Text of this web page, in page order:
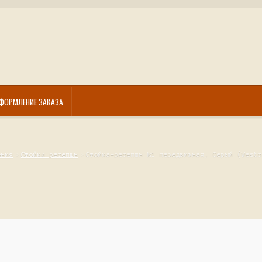
ЗАКАЗА
Стойки ресепшн Стойка-ресепшн №1 передвижная, Серый